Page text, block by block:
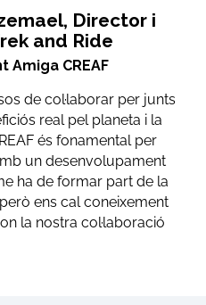
Pérez
Director i
and Ride
Amiga CREAF
de col·laborar per junts
real pel planeta i la
és fonamental per
un desenvolupament
ha de formar part de la
ens cal coneixement
la nostra col·laboració